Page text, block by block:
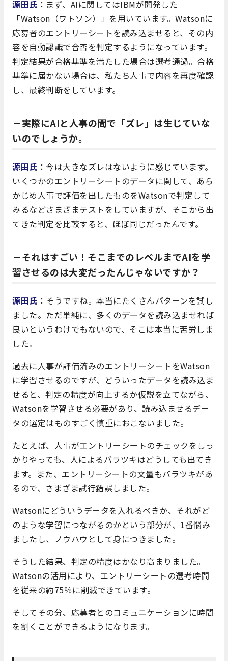
源田氏 ：まず、AIに関してはIBMが開発した
「Watson（ワトソン）」を用いています。Watsonに
応募者のエントリーシートを読み込ませると、その内
容を自動認識で合否を判定するようになっています。
判定結果が合格基準を満たした場合は選考通過。合格
基準に届かない場合は、私たち人事で内容を再度確認
し、最終判断をしています。
－実際にAIと人事の間で「ズレ」は生じていな
いのでしょうか。
源田氏 ：今は大きなズレはないように感じています。
いくつかのエントリーシートのデータに関して、あら
かじめ人事で評価を出したものをWatsonで判定して
みるなどさまざまテストをしていますが、そこから出
てきた判定を比較すると、ほぼ同じだったんです。
－それはすごい！そこまでのレベルまでAIを学
習させるのは大変だったんじゃないですか？
源田氏 ：そうですね。本当にたくさんパターンを試し
ました。ただ単純に、多くのデータを読み込ませれば
良いというわけでもないので、そこは本当に苦労しま
した。
過去に人事が評価済みのエントリーシートをWatson
に学習させるのですが、どういったデータを読み込ま
せると、判定の精度が向上するか仮説を立てながら、
Watsonを学習させる必要があり、読み込ませるデー
タの選定はものすごく慎重におこないました。
たとえば、人事がエントリーシートのチェックをしっ
かりやっても、人によるバラツキはどうしても出てき
ます。また、エントリーシートの文量もバラツキがあ
るので、さまざま試行錯誤しました。
Watsonにどういうデータを入れるべきか、それがど
のような学習につながるのかという部分が、1番悩み
ましたし、ノウハウとして身につきました。
そうした結果、判定の精度はかなり高まりました。
Watsonの活用により、エントリーシートの選考時間
を従来の約75％に削減できています。
そしてその分、応募者とのコミュニケーションに時間
を割くことができるようになります。